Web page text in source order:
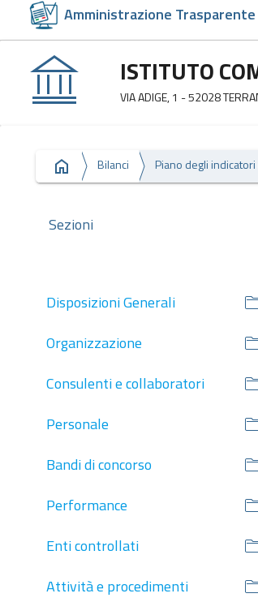
Amministrazione Trasparente
ISTITUTO
VIA ADIGE, 1 - 52028
Bilanci
Sezioni
Disposizioni Generali
Organizzazione
Consulenti e collaboratori
Personale
Bandi di concorso
Performance
Enti controllati
Attività e procedimenti